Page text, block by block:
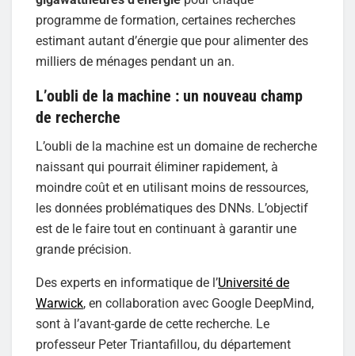
programme de formation, certaines recherches
estimant autant d’énergie que pour alimenter des
milliers de ménages pendant un an.
L’oubli de la machine : un nouveau champ
de recherche
L’oubli de la machine est un domaine de recherche
naissant qui pourrait éliminer rapidement, à
moindre coût et en utilisant moins de ressources,
les données problématiques des DNNs. L’objectif
est de le faire tout en continuant à garantir une
grande précision.
Des experts en informatique de l’Université de
Warwick, en collaboration avec Google DeepMind,
sont à l’avant-garde de cette recherche. Le
professeur Peter Triantafillou, du département